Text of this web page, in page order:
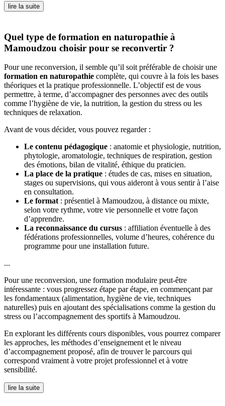
lire la suite
Quel type de formation en naturopathie à
Mamoudzou choisir pour se reconvertir ?
Pour une reconversion, il semble qu’il soit préférable de choisir une
formation en naturopathie complète, qui couvre à la fois les bases
théoriques et la pratique professionnelle. L’objectif est de vous
permettre, à terme, d’accompagner des personnes avec des outils
comme l’hygiène de vie, la nutrition, la gestion du stress ou les
techniques de relaxation.
Avant de vous décider, vous pouvez regarder :
Le contenu pédagogique : anatomie et physiologie, nutrition,
phytologie, aromatologie, techniques de respiration, gestion
des émotions, bilan de vitalité, éthique du praticien.
La place de la pratique : études de cas, mises en situation,
stages ou supervisions, qui vous aideront à vous sentir à l’aise
en consultation.
Le format : présentiel à Mamoudzou, à distance ou mixte,
selon votre rythme, votre vie personnelle et votre façon
d’apprendre.
La reconnaissance du cursus : affiliation éventuelle à des
fédérations professionnelles, volume d’heures, cohérence du
programme pour une installation future.
...
Pour une reconversion, une formation modulaire peut-être
intéressante : vous progressez étape par étape, en commençant par
les fondamentaux (alimentation, hygiène de vie, techniques
naturelles) puis en ajoutant des spécialisations comme la gestion du
stress ou l’accompagnement des sportifs à Mamoudzou.
En explorant les différents cours disponibles, vous pourrez comparer
les approches, les méthodes d’enseignement et le niveau
d’accompagnement proposé, afin de trouver le parcours qui
correspond vraiment à votre projet professionnel et à votre
sensibilité.
lire la suite